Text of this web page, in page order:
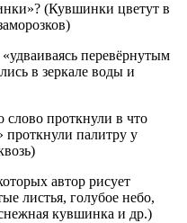
(Кувшинки цветут в
перевёрнутым
в зеркале воды и
слово проткнули в что
палитру у
автор рисует
листья, голубое небо,
кувшинка и др.)